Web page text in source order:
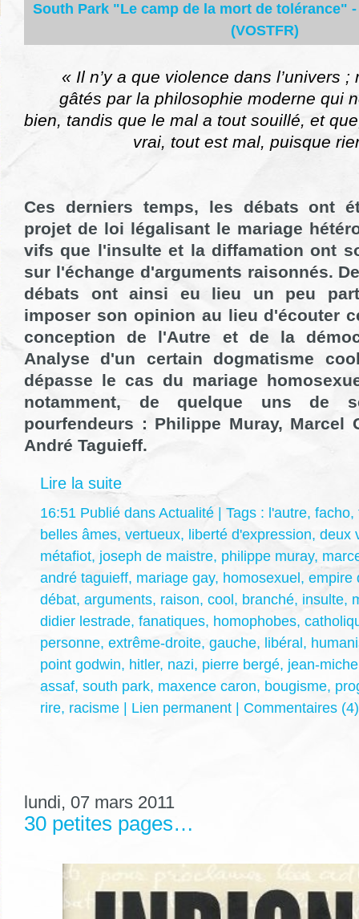
South Park "Le camp de la mort de tolérance"
(VOSTFR)
« Il n’y a que violence dans l’univers
gâtés par la philosophie moderne qui
bien, tandis que le mal a tout souillé, et
vrai, tout est mal, puisque
Ces derniers temps, les débats ont
projet de loi légalisant le mariage
vifs que l'insulte et la diffamation ont
sur l'échange d'arguments raisonnés.
débats ont ainsi eu lieu un peu
imposer son opinion au lieu d'écouter
conception de l'Autre et de la
Analyse d'un certain dogmatisme
dépasse le cas du mariage
notamment, de quelque uns de
pourfendeurs : Philippe Muray, Marcel
André Taguieff.
Lire la suite
16:51 Publié dans Actualité | Tags : l'autre, facho,
belles âmes, vertueux, liberté d'expression, deux
métafiot, joseph de maistre, philippe muray,
andré taguieff, mariage gay, homosexuel , empire
débat, arguments, raison, cool , branché, insulte,
didier lestrade, fanatiques, homophobes,
personne, extrême-droite, gauche, libéral ,
point godwin, hitler, nazi, pierre bergé, jean-
assaf, south park, maxence caron, bougisme,
rire, racisme Lien permanent Commentaires (4)
lundi, 07 mars 2011
30 petites pages…